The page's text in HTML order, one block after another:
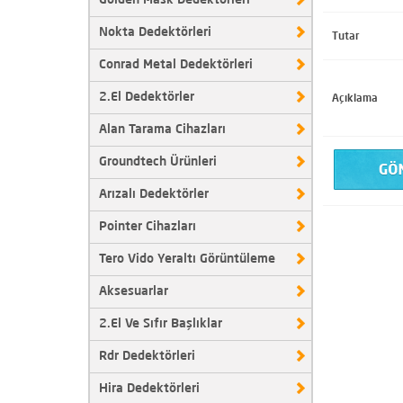
Nokta Dedektörleri
Conrad Metal Dedektörleri
2.El Dedektörler
Alan Tarama Cihazları
Groundtech Ürünleri
Arızalı Dedektörler
Pointer Cihazları
Tero Vido Yeraltı Görüntüleme
Aksesuarlar
2.El Ve Sıfır Başlıklar
Rdr Dedektörleri
Hira Dedektörleri
Garrett 400i 28cm Başlıklı
Tutar
Açıklama